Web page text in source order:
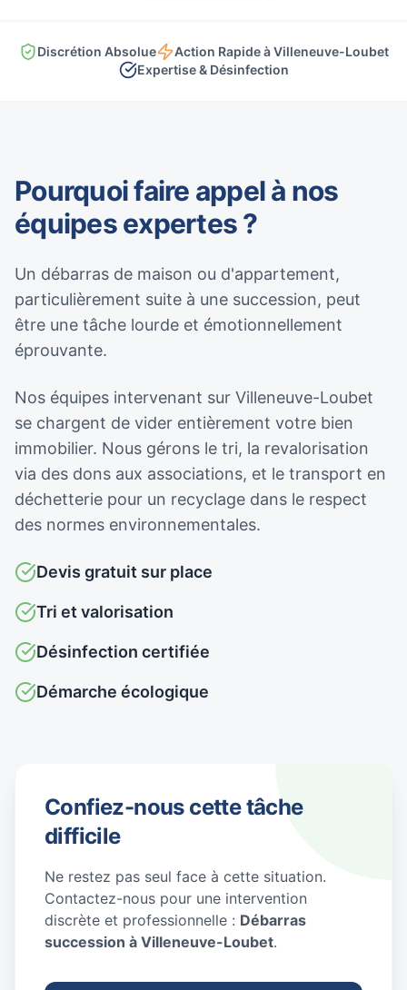
Discrétion Absolue
Action Rapide à Villeneuve-Loubet
Expertise & Désinfection
Pourquoi faire appel à nos
équipes expertes ?
Un débarras de maison ou d'appartement,
particulièrement suite à une succession, peut
être une tâche lourde et émotionnellement
éprouvante.
Nos équipes intervenant sur Villeneuve-Loubet
se chargent de vider entièrement votre bien
immobilier. Nous gérons le tri, la revalorisation
via des dons aux associations, et le transport en
déchetterie pour un recyclage dans le respect
des normes environnementales.
Devis gratuit sur place
Tri et valorisation
Désinfection certifiée
Démarche écologique
Confiez-nous cette tâche
difficile
Ne restez pas seul face à cette situation.
Contactez-nous pour une intervention
discrète et professionnelle : Débarras
succession à Villeneuve-Loubet.